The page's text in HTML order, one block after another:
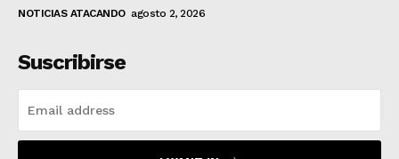
NOTICIAS ATACANDO agosto 2, 2026
Suscribirse